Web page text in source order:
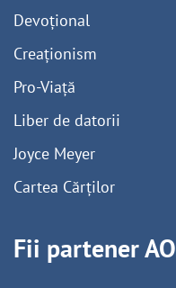
Devoțional
Creaționism
Pro-Viață
Liber de datorii
Joyce Meyer
Cartea Cărților
Fii partener AO